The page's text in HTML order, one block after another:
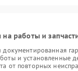
на работы и
документированная
и установленные
от повторных